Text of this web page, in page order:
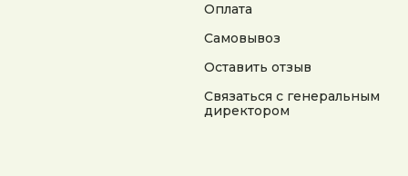
Оплата
Самовывоз
Оставить отзыв
Связаться с генеральным
директором